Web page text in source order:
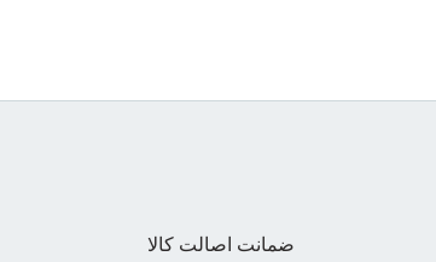
ضمانت اصالت کالا